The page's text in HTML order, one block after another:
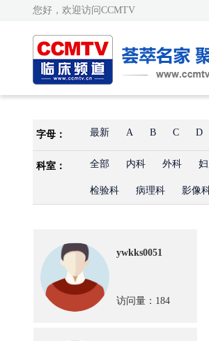
您好，欢迎访问CCMTV
字母： 最新 A B C D
科室： 全部 内科 外科
检验科 病理科 影像
ywkks0051
访问量：184